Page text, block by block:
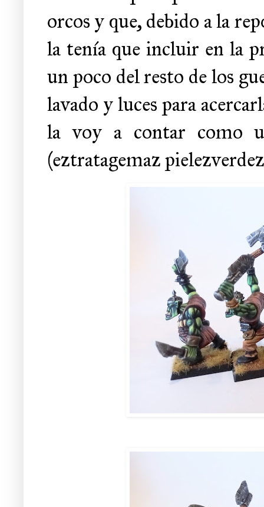
orcos y que, debido a la
la tenía que incluir en la
un poco del resto de los
lavado y luces para
la voy a contar como
(eztratagemaz